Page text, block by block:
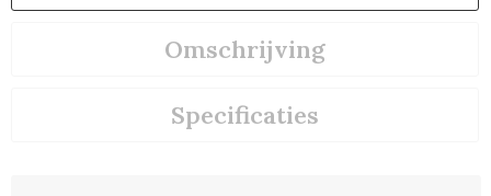
Omschrijving
Specificaties